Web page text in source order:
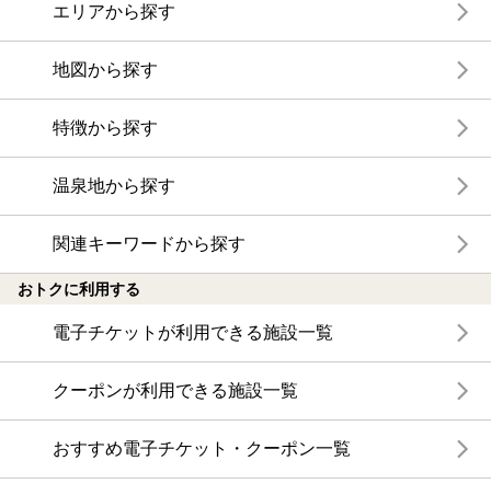
エリアから探す
地図から探す
特徴から探す
温泉地から探す
関連キーワードから探す
おトクに利用する
電子チケットが利用できる施設一覧
クーポンが利用できる施設一覧
おすすめ電子チケット・クーポン一覧